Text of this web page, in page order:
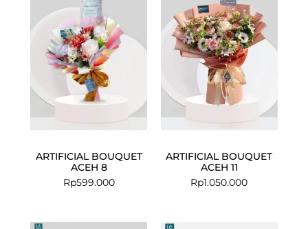
ARTIFICIAL BOUQUET
ACEH 8
Rp599.000
ARTIFICIAL BOUQUET
ACEH 11
Rp1.050.000